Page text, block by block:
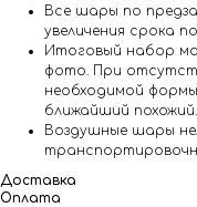
Все шары по
увеличения срока
Итоговый набор
фото. При
необходимой
ближайший похожий.
Воздушные шары
Доставка
Оплата